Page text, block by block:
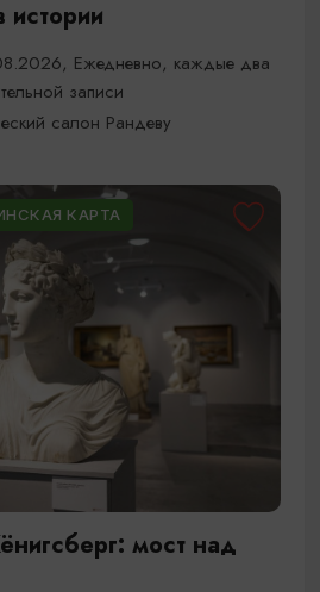
Ежедневно, каждые два
записи
салон Рандеву
КАРТА
мост над